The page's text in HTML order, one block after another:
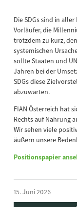
Die SDGs sind in
Vorläufer, die
trotzdem zu kurz,
systemischen
sollte Staaten und
Jahren bei der
SDGs diese
abzuwarten.
FIAN Österreich hat
Rechts auf Nahrung
Wir sehen viele
äußern unsere
Positionspapier
15. Juni 2026